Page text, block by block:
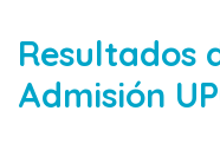
Resultados
Admisión